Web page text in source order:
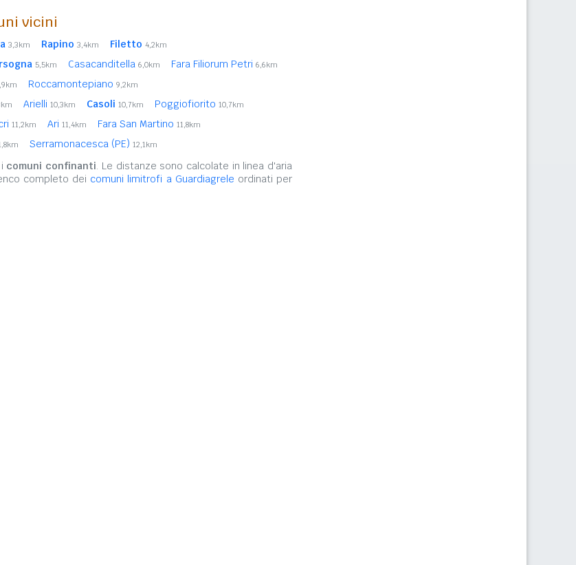
vicini
3,3km Rapino 3,4km Filetto 4,2km
5,5km Casacanditella 6,0km Fara Filiorum Petri 6,6km
Roccamontepiano 9,2km
Arielli 10,3km Casoli 10,7km Poggiofiorito 10,7km
11,2km Ari 11,4km Fara San Martino 11,8km
Serramonacesca (PE) 12,1km
comuni confinanti. Le distanze sono calcolate in linea d'aria
completo dei comuni limitrofi a Guardiagrele ordinati per